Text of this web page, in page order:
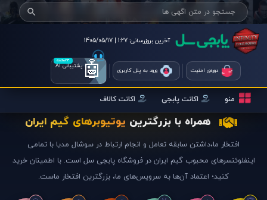
آخرین بروزرسانی: 1:27 | 1405/05/17
دوره‌ی امنیت ورود به پنل کاربری
۲۴ساعته 🤖 پشتیبانی AI
منو اکانت پابجی اکانت کالاف
همراه با بزرگترین یوتیوبرهای گیم ایران
افتخار ما،داشتن سابقه تعامل و انجام ارتباط در سوشال مدیا با تمامی
اینفلوئنسرهای محبوب گیم ایران در فروشگاه پابجی سل است. با اطمینان خرید
کنید؛ اعتماد آن‌ها به سرویس‌های ما، بزرگترین افتخار ماست.